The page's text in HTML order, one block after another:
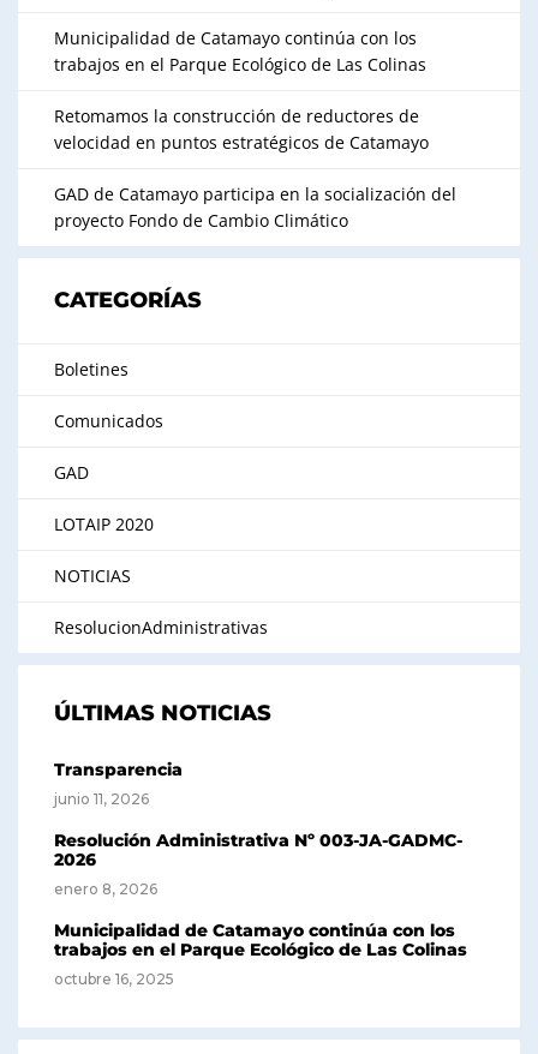
Municipalidad de Catamayo continúa con los
trabajos en el Parque Ecológico de Las Colinas
Retomamos la construcción de reductores de
velocidad en puntos estratégicos de Catamayo
GAD de Catamayo participa en la socialización del
proyecto Fondo de Cambio Climático
CATEGORÍAS
Boletines
Comunicados
GAD
LOTAIP 2020
NOTICIAS
ResolucionAdministrativas
ÚLTIMAS NOTICIAS
Transparencia
junio 11, 2026
Resolución Administrativa Nº 003-JA-GADMC-
2026
enero 8, 2026
Municipalidad de Catamayo continúa con los
trabajos en el Parque Ecológico de Las Colinas
octubre 16, 2025